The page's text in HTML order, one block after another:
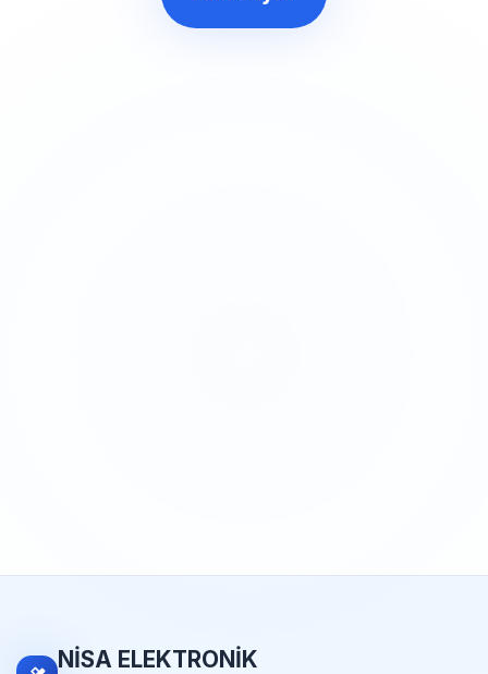
NİSA ELEKTRONİK